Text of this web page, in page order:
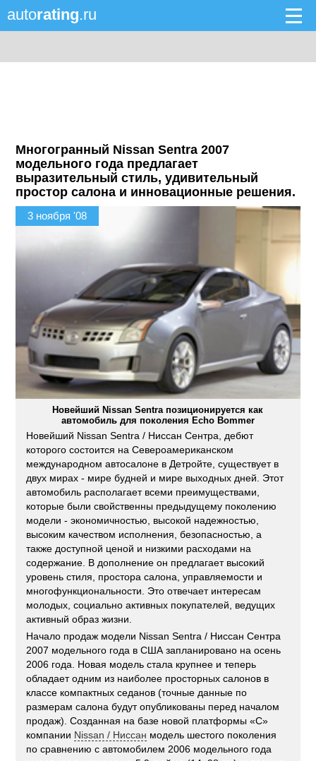
autorating.ru
Многогранный Nissan Sentra 2007
модельного года предлагает
выразительный стиль, удивительный
простор салона и инновационные решения.
3 ноября '08
Новейший Nissan Sentra позиционируется как
автомобиль для поколения Echo Bommer
Новейший Nissan Sentra / Ниссан Сентра, дебют
которого состоится на Североамериканском
международном автосалоне в Детройте, существует в
двух мирах - мире будней и мире выходных дней. Этот
автомобиль располагает всеми преимуществами,
которые были свойственны предыдущему поколению
модели - экономичностью, высокой надежностью,
высоким качеством исполнения, безопасностью, а
также доступной ценой и низкими расходами на
содержание. В дополнение он предлагает высокий
уровень стиля, простора салона, управляемости и
многофункциональности. Это отвечает интересам
молодых, социально активных покупателей, ведущих
активный образ жизни.
Начало продаж модели Nissan Sentra / Ниссан Сентра
2007 модельного года в США запланировано на осень
2006 года. Новая модель стала крупнее и теперь
обладает одним из наиболее просторных салонов в
классе компактных седанов (точные данные по
размерам салона будут опубликованы перед началом
продаж). Созданная на базе новой платформы «С»
компании Nissan / Ниссан модель шестого поколения
по сравнению с автомобилем 2006 модельного года